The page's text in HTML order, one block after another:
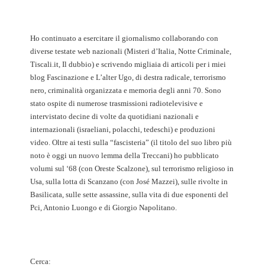
Ho continuato a esercitare il giornalismo collaborando con
diverse testate web nazionali (Misteri d’Italia, Notte Criminale,
Tiscali.it, Il dubbio) e scrivendo migliaia di articoli per i miei
blog Fascinazione e L’alter Ugo, di destra radicale, terrorismo
nero, criminalità organizzata e memoria degli anni 70. Sono
stato ospite di numerose trasmissioni radiotelevisive e
intervistato decine di volte da quotidiani nazionali e
internazionali (israeliani, polacchi, tedeschi) e produzioni
video. Oltre ai testi sulla “fascisteria” (il titolo del suo libro più
noto è oggi un nuovo lemma della Treccani) ho pubblicato
volumi sul ‘68 (con Oreste Scalzone), sul terrorismo religioso in
Usa, sulla lotta di Scanzano (con José Mazzei), sulle rivolte in
Basilicata, sulle sette assassine, sulla vita di due esponenti del
Pci, Antonio Luongo e di Giorgio Napolitano.
Cerca: